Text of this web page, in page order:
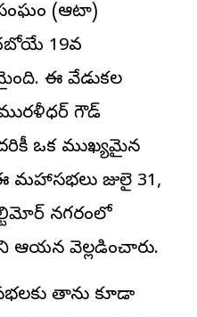
(ఆటా)
19వ
ఈ వేడుకల
మురళీధర్ గౌడ్
ఒక ముఖ్యమైన
మహాసభలు జులై 31,
నగరంలో
ఆయన వెల్లడించారు.
తాను కూడా